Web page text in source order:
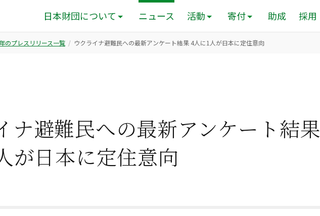
日本財団について ニュース 活動 寄付 助成 採用
のプレスリリース一覧 ウクライナ避難民への最新アンケート結果 4人に1人が日本に定住意向
ナ避難民への最新アンケート結果
が日本に定住意向